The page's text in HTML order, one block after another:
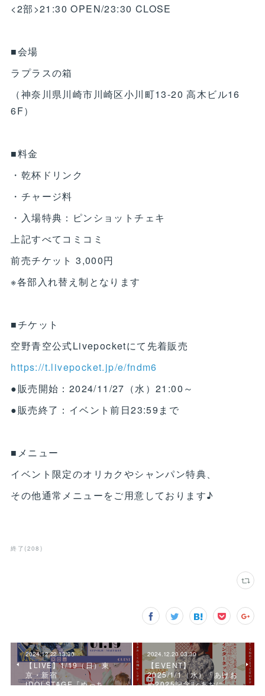
<2部>21:30 OPEN/23:30 CLOSE
■会場
ラプラスの箱
（神奈川県川崎市川崎区小川町13-20 高木ビル16
6F）
■料金
・乾杯ドリンク
・チャージ料
・入場特典：ピンショットチェキ
上記すべてコミコミ
前売チケット 3,000円
※各部入れ替え制となります
■チケット
空野青空公式Livepocketにて先着販売
https://t.livepocket.jp/e/fndm6
●販売開始：2024/11/27（水）21:00～
●販売終了：イベント前日23:59まで
■メニュー
イベント限定のオリカクやシャンパン特典、
その他通常メニューをご用意しております♪
終了 (208 )
2024.12.22 13:30
【LIVE】1/19（日）東
京・新宿
IDOLSTAGE『めっち…
2024.12.20 03:30
【EVENT】
2025/1/1（水）『あけお
め2025記念‼<あおに…